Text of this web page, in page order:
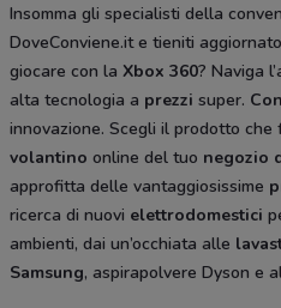
Insomma gli specialisti della
DoveConviene.it e tieniti
giocare con la Xbox 360? Naviga
alta tecnologia a prezzi super.
innovazione. Scegli il prodotto
volantino online del tuo negozio
approfitta delle vantaggiosissime
ricerca di nuovi elettrodomestici
ambienti, dai un’occhiata alle
Samsung, aspirapolvere Dyson e